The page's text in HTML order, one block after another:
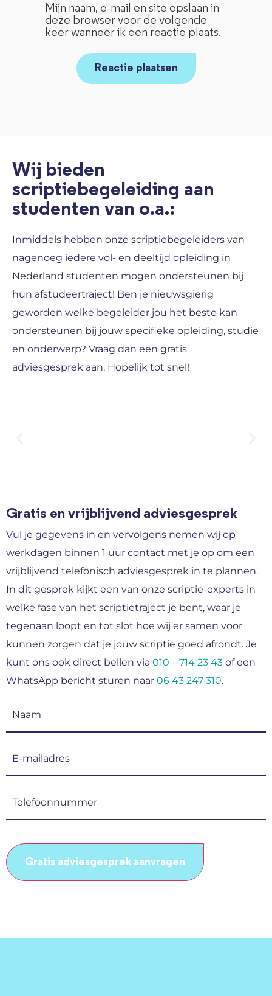
Mijn naam, e-mail en site opslaan in
deze browser voor de volgende
keer wanneer ik een reactie plaats.
Wij bieden
scriptiebegeleiding aan
studenten van o.a.:
Inmiddels hebben onze scriptiebegeleiders van
nagenoeg iedere vol- en deeltijd opleiding in
Nederland studenten mogen ondersteunen bij
hun afstudeertraject! Ben je nieuwsgierig
geworden welke begeleider jou het beste kan
ondersteunen bij jouw specifieke opleiding, studie
en onderwerp? Vraag dan een gratis
adviesgesprek aan. Hopelijk tot snel!
Gratis en vrijblijvend adviesgesprek
Vul je gegevens in en vervolgens nemen wij op
werkdagen binnen 1 uur contact met je op om een
vrijblijvend telefonisch adviesgesprek in te plannen.
In dit gesprek kijkt een van onze scriptie-experts in
welke fase van het scriptietraject je bent, waar je
tegenaan loopt en tot slot hoe wij er samen voor
kunnen zorgen dat je jouw scriptie goed afrondt. Je
kunt ons ook direct bellen via 010 – 714 23 43 of een
WhatsApp bericht sturen naar 06 43 247 310.